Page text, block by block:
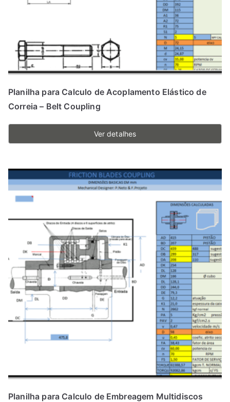
Planilha para Calculo de Acoplamento Elástico de
Correia – Belt Coupling
Ver detalhes
Planilha para Calculo de Embreagem Multidiscos